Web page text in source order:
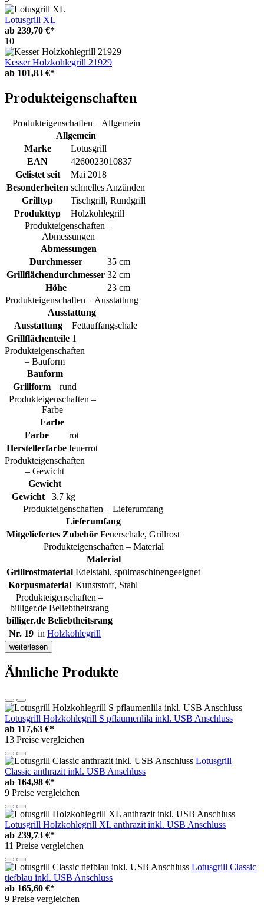
Lotusgrill XL
ab 239,70 €*
10
Kesser Holzkohlegrill 21929
ab 101,83 €*
Produkteigenschaften
Produkteigenschaften – Allgemein
Allgemein
Marke
Lotusgrill
EAN
4260023010837
Gelistet seit
Mai 2018
Besonderheiten schnelles Anzünden
Grilltyp
Tischgrill, Rundgrill
Produkttyp
Holzkohlegrill
Produkteigenschaften –
Abmessungen
Abmessungen
Durchmesser
35 cm
Grillflächendurchmesser 32 cm
Höhe
23 cm
Produkteigenschaften – Ausstattung
Ausstattung
Ausstattung
Fettauffangschale
Grillflächenteile 1
Produkteigenschaften
– Bauform
Bauform
Grillform
rund
Produkteigenschaften –
Farbe
Farbe
Farbe
rot
Herstellerfarbe feuerrot
Produkteigenschaften
– Gewicht
Gewicht
Gewicht
3.7 kg
Produkteigenschaften – Lieferumfang
Lieferumfang
Mitgeliefertes Zubehör Feuerschale, Grillrost
Produkteigenschaften – Material
Material
Grillrostmaterial Edelstahl, spülmaschinengeeignet
Korpusmaterial Kunststoff, Stahl
Produkteigenschaften –
billiger.de Beliebtheitsrang
billiger.de Beliebtheitsrang
Nr. 19 in Holzkohlegrill
weiterlesen
Ähnliche Produkte
Lotusgrill Holzkohlegrill S pflaumenlila inkl. USB Anschluss
ab 117,63 €*
13 Preise vergleichen
Lotusgrill
Classic anthrazit inkl. USB Anschluss
ab 164,98 €*
9 Preise vergleichen
Lotusgrill Holzkohlegrill XL anthrazit inkl. USB Anschluss
ab 239,73 €*
11 Preise vergleichen
Lotusgrill Classic
tiefblau inkl. USB Anschluss
ab 165,60 €*
9 Preise vergleichen